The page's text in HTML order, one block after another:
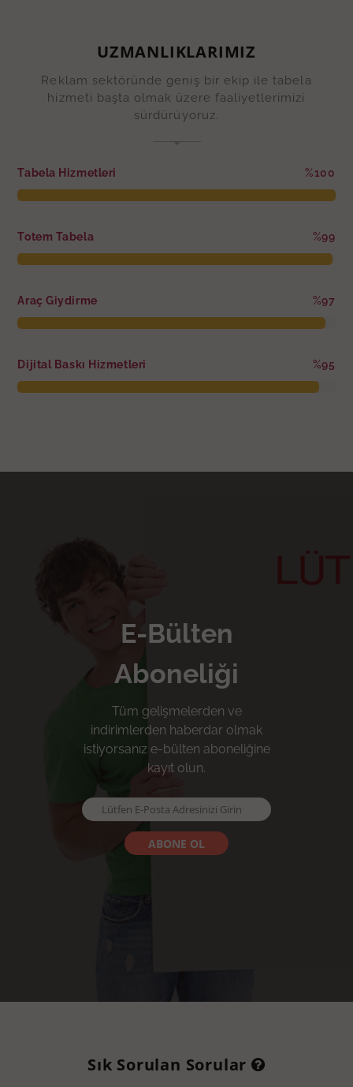
UZMANLIKLARIMIZ
Reklam sektöründe geniş bir ekip ile tabela
hizmeti başta olmak üzere faaliyetlerimizi
sürdürüyoruz.
Tabela Hizmetleri %100
Totem Tabela %99
Araç Giydirme %97
Dijital Baskı Hizmetleri %95
E-Bülten
Aboneliği
Tüm gelişmelerden ve
indirimlerden haberdar olmak
istiyorsanız e-bülten aboneliğine
kayıt olun.
Sık Sorulan Sorular